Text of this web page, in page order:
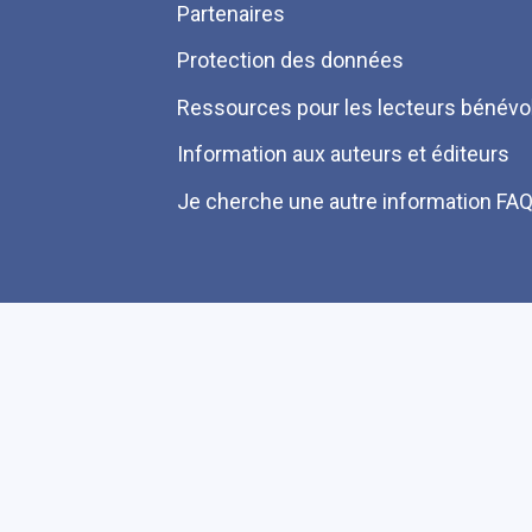
Partenaires
Protection des données
Ressources pour les lecteurs
Information aux auteurs et éditeurs
Je cherche une autre information FAQ